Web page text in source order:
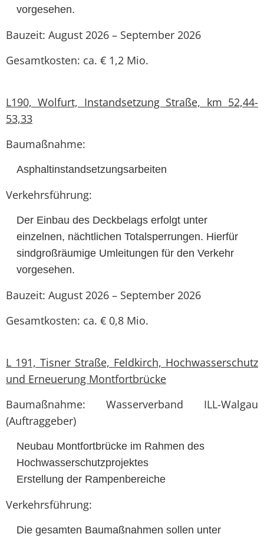
vorgesehen.
Bauzeit: August 2026 – September 2026
Gesamtkosten: ca. € 1,2 Mio.
L190, Wolfurt, Instandsetzung Straße, km 52,44-
53,33
Baumaßnahme:
Asphaltinstandsetzungsarbeiten
Verkehrsführung:
Der Einbau des Deckbelags erfolgt unter
einzelnen, nächtlichen Totalsperrungen. Hierfür
sindgroßräumige Umleitungen für den Verkehr
vorgesehen.
Bauzeit: August 2026 – September 2026
Gesamtkosten: ca. € 0,8 Mio.
L 191, Tisner Straße, Feldkirch, Hochwasserschutz
und Erneuerung Montfortbrücke
Baumaßnahme: Wasserverband ILL-Walgau
(Auftraggeber)
Neubau Montfortbrücke im Rahmen des
Hochwasserschutzprojektes
Erstellung der Rampenbereiche
Verkehrsführung:
Die gesamten Baumaßnahmen sollen unter